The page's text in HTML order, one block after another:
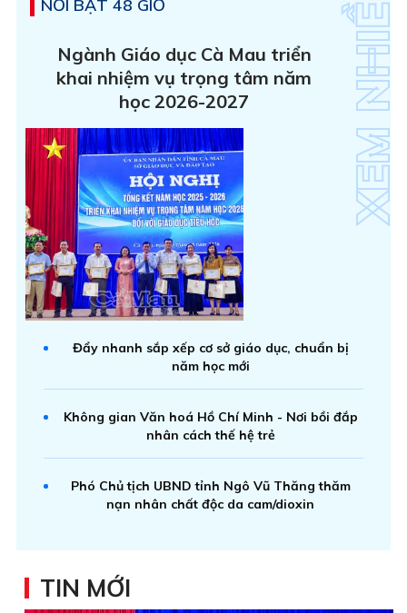
NỔI BẬT 48 GIỜ
Ngành Giáo dục Cà Mau triển
khai nhiệm vụ trọng tâm năm
học 2026-2027
Đẩy nhanh sắp xếp cơ sở giáo dục, chuẩn bị
năm học mới
Không gian Văn hoá Hồ Chí Minh - Nơi bồi đắp
nhân cách thế hệ trẻ
Phó Chủ tịch UBND tỉnh Ngô Vũ Thăng thăm
nạn nhân chất độc da cam/dioxin
TIN MỚI